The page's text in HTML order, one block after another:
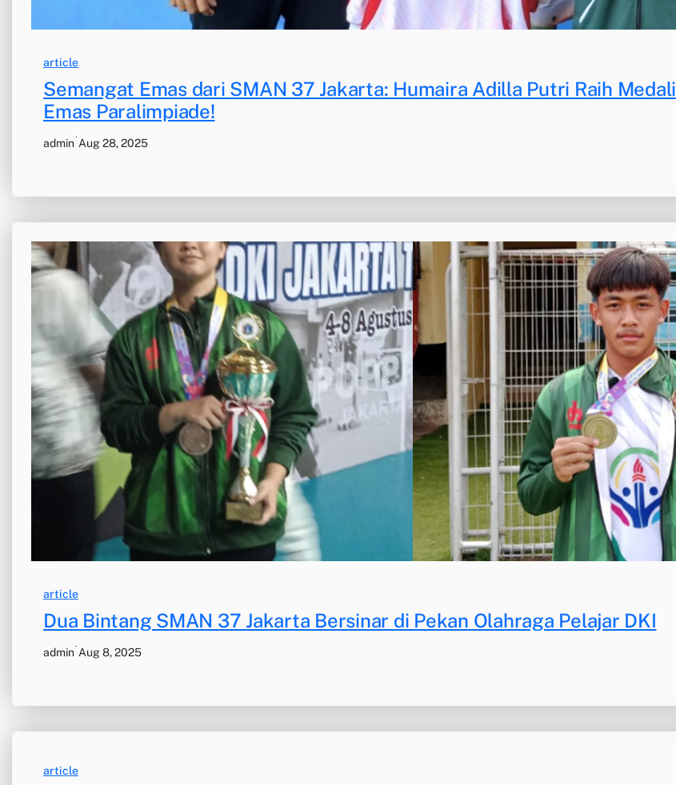
article
Semangat Emas dari SMAN 37 Jakarta: Humaira Adilla Putri Raih Medali
Emas Paralimpiade!
admin· Aug 28, 2025
article
Dua Bintang SMAN 37 Jakarta Bersinar di Pekan Olahraga Pelajar DKI
admin· Aug 8, 2025
article